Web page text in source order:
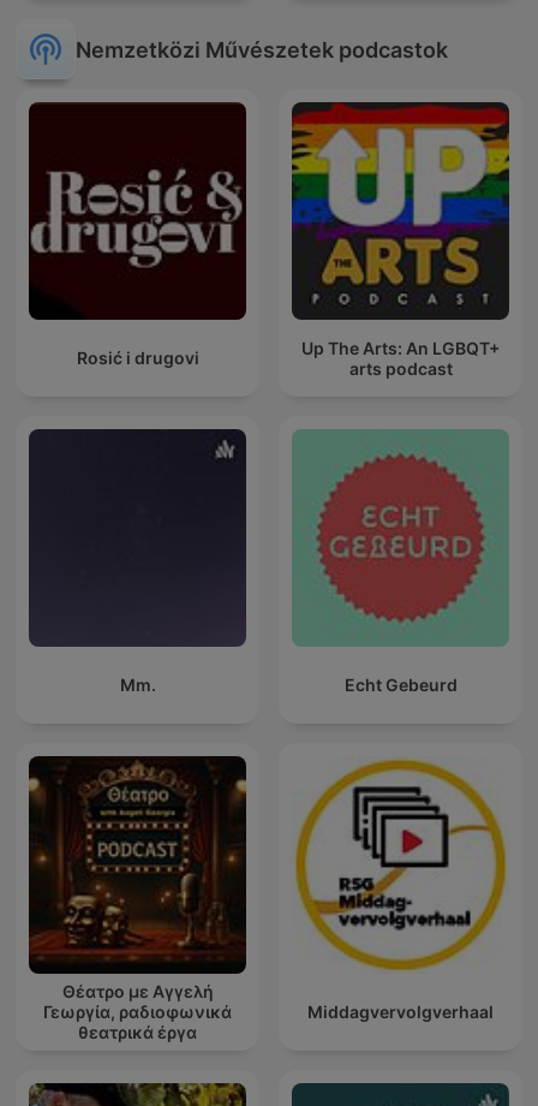
Nemzetközi Művészetek podcastok
Rosić i drugovi
Up The Arts: An LGBQT+
arts podcast
Mm. Echt Gebeurd
Θέατρο με Αγγελή
Γεωργία, ραδιοφωνικά
θεατρικά έργα
Middagvervolgverhaal